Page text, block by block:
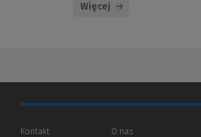
Więcej
Kontakt
O nas